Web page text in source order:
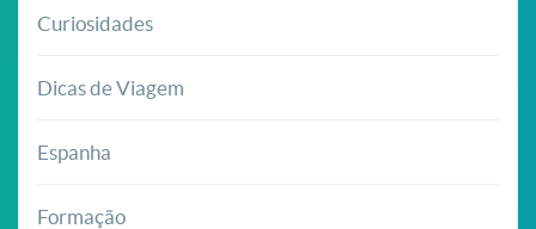
Curiosidades
Dicas de Viagem
Espanha
Formação